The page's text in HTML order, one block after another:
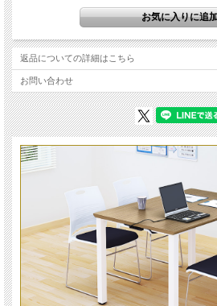
返品についての詳細はこちら
お問い合わせ